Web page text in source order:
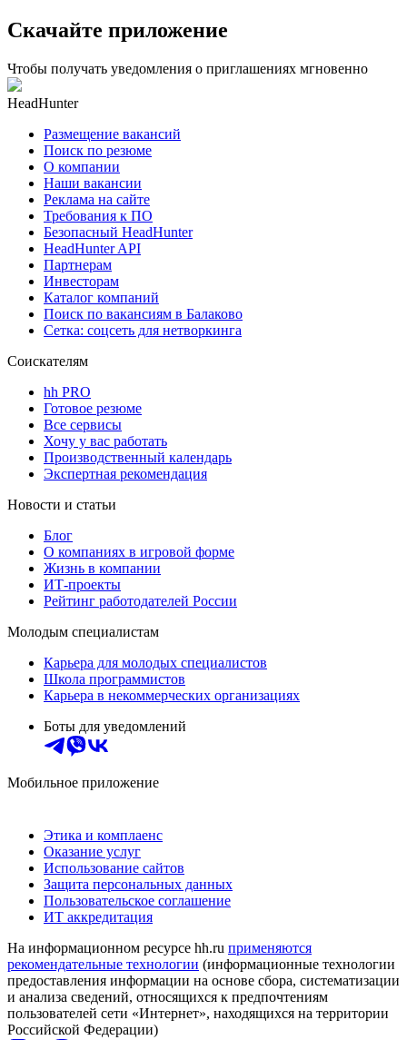
Скачайте приложение
Чтобы получать уведомления о приглашениях мгновенно
HeadHunter
Размещение вакансий
Поиск по резюме
О компании
Наши вакансии
Реклама на сайте
Требования к ПО
Безопасный HeadHunter
HeadHunter API
Партнерам
Инвесторам
Каталог компаний
Поиск по вакансиям в Балаково
Сетка: соцсеть для нетворкинга
Соискателям
hh PRO
Готовое резюме
Все сервисы
Хочу у вас работать
Производственный календарь
Экспертная рекомендация
Новости и статьи
Блог
О компаниях в игровой форме
Жизнь в компании
ИТ-проекты
Рейтинг работодателей России
Молодым специалистам
Карьера для молодых специалистов
Школа программистов
Карьера в некоммерческих организациях
Боты для уведомлений
Мобильное приложение
Этика и комплаенс
Оказание услуг
Использование сайтов
Защита персональных данных
Пользовательское соглашение
ИТ аккредитация
На информационном ресурсе hh.ru применяются
рекомендательные технологии (информационные технологии
предоставления информации на основе сбора, систематизации
и анализа сведений, относящихся к предпочтениям
пользователей сети «Интернет», находящихся на территории
Российской Федерации)